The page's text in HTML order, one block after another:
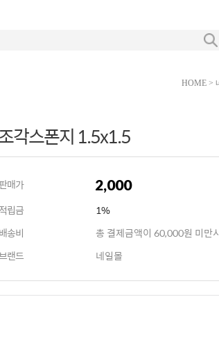
HOME>
각스폰지 1.5x1.5
판매가 2,000
적립금
1%
배송비
총 결제금액이 60,000원 미만
랜드
네일몰